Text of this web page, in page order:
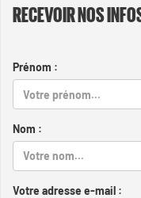
RECEVOIR NOS
Prénom :
Nom :
Votre adresse e-mail :